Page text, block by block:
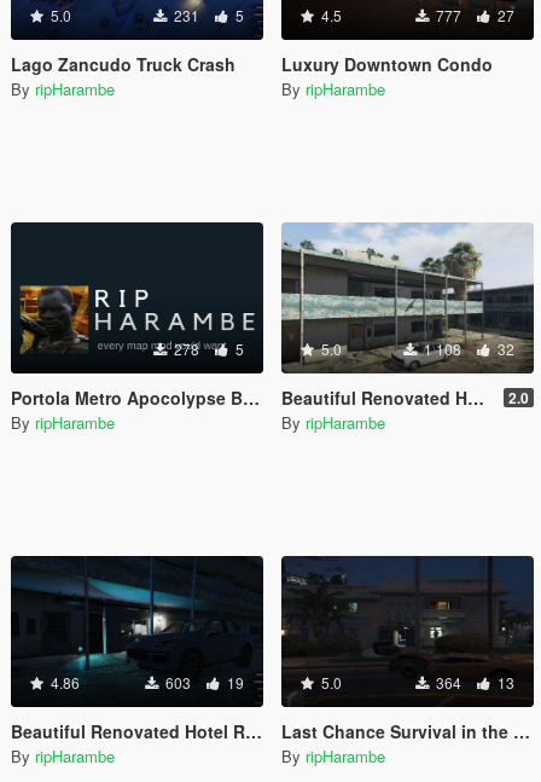
5.0 231 5
Lago Zancudo Truck Crash
By ripHarambe
4.5 777 27
Luxury Downtown Condo
By ripHarambe
278 5
Portola Metro Apocolypse Base
By ripHarambe
5.0 1 108 32
Beautiful Renovated Hotel Room 2.0
By ripHarambe
4.86 603 19
Beautiful Renovated Hotel Room
By ripHarambe
5.0 364 13
Last Chance Survival in the Hood
By ripHarambe